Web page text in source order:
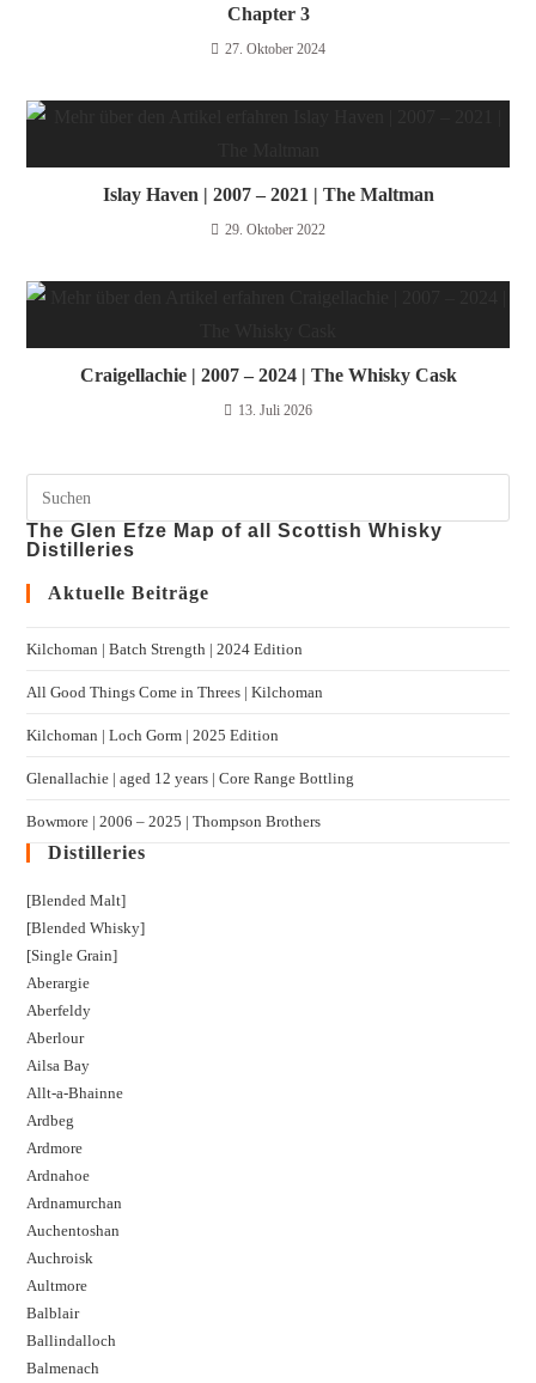
Chapter 3
27. Oktober 2024
Islay Haven | 2007 – 2021 | The Maltman
29. Oktober 2022
Craigellachie | 2007 – 2024 | The Whisky Cask
13. Juli 2026
The Glen Efze Map of all Scottish Whisky
Distilleries
Aktuelle Beiträge
Kilchoman | Batch Strength | 2024 Edition
All Good Things Come in Threes | Kilchoman
Kilchoman | Loch Gorm​ | 2025 Edition
Glenallachie | aged 12 years | Core Range Bottling
Bowmore | 2006 – 2025 | Thompson Brothers
Distilleries
[Blended Malt]
[Blended Whisky]
[Single Grain]
Aberargie
Aberfeldy
Aberlour
Ailsa Bay
Allt-a-Bhainne
Ardbeg
Ardmore
Ardnahoe
Ardnamurchan
Auchentoshan
Auchroisk
Aultmore
Balblair
Ballindalloch
Balmenach